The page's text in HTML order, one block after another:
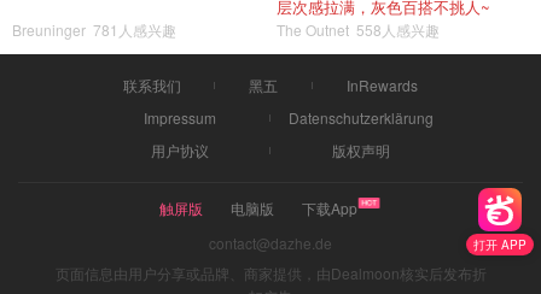
打开 APP
Breuninger 781人感兴趣
层次感拉满，灰色百搭不挑人~
The Outnet 558人感兴趣
联系我们 黑五
InRewards
Impressum
Datenschutzerklärung
用户协议
版权声明
触屏版 电脑版
下载App
contact@dazhe.de
页面信息由用户分享或品牌、商家提供，由Dealmoon核实后发布折